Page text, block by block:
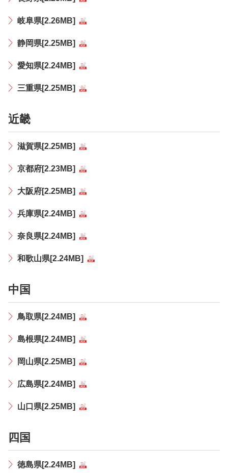
岐阜県[2.26MB]
静岡県[2.25MB]
愛知県[2.24MB]
三重県[2.25MB]
近畿
滋賀県[2.25MB]
京都府[2.23MB]
大阪府[2.25MB]
兵庫県[2.24MB]
奈良県[2.24MB]
和歌山県[2.24MB]
中国
鳥取県[2.24MB]
島根県[2.24MB]
岡山県[2.25MB]
広島県[2.24MB]
山口県[2.25MB]
四国
徳島県[2.24MB]